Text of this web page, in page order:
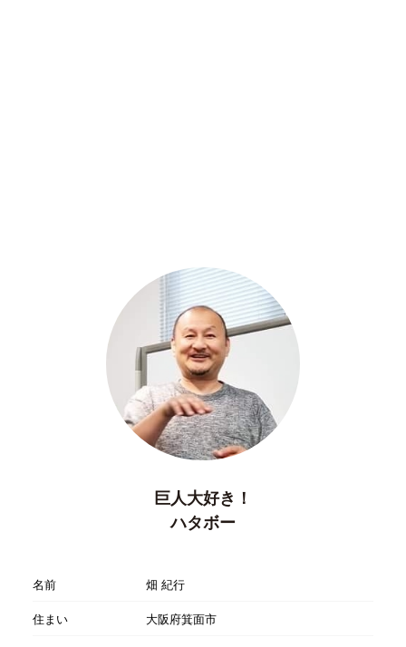
巨人大好き！
ハタボー
名前
畑 紀行
住まい
大阪府箕面市